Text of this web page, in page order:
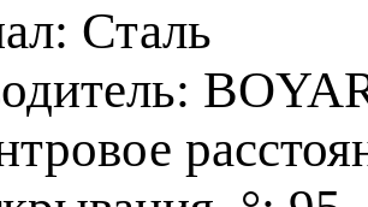
Сталь